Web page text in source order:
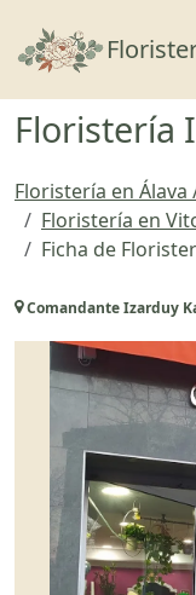
Floristería
Floristería en Álava
Floristería en
Ficha de
Comandante Izarduy